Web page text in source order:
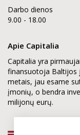
Darbo dienos
9.00 - 18.00
Apie Capitalia
Capitalia yra
finansuotoja Baltijos
metais, jau esame
įmonių, o bendra
milijonų eurų.